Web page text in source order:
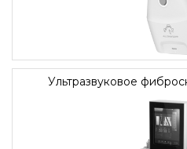
Ультразвуковое